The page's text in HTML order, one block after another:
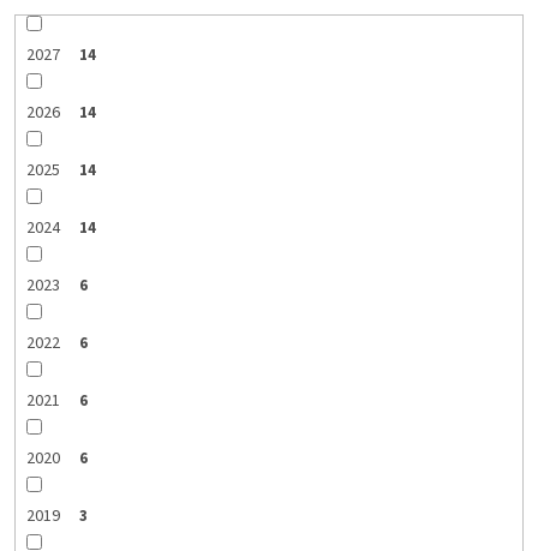
2027 14
2026 14
2025 14
2024 14
2023 6
2022 6
2021 6
2020 6
2019 3